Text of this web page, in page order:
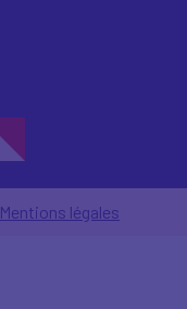
Mentions légales